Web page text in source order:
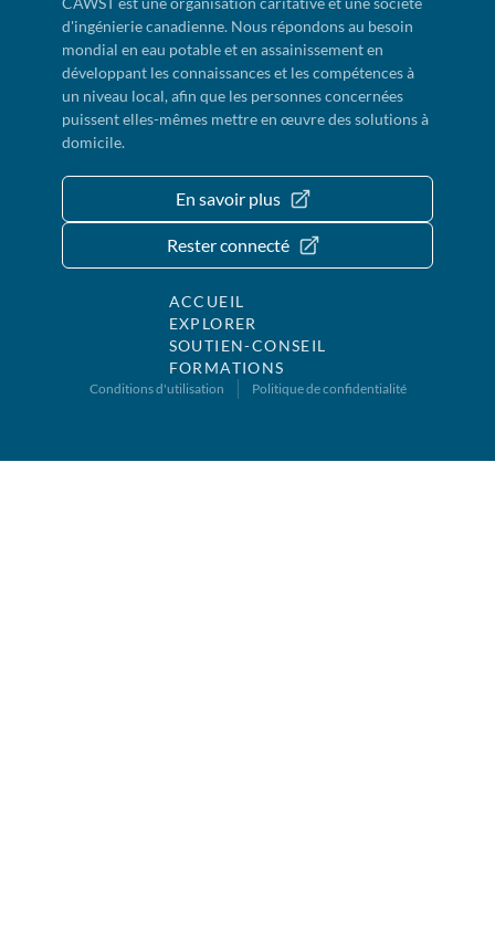
d'ingénierie canadienne. Nous répondons au besoin
mondial en eau potable et en assainissement en
développant les connaissances et les compétences à
un niveau local, afin que les personnes concernées
puissent elles-mêmes mettre en œuvre des solutions à
domicile.
En savoir plus
Rester connecté
ACCUEIL
EXPLORER
SOUTIEN-CONSEIL
FORMATIONS
Conditions d'utilisation Politique de confidentialité